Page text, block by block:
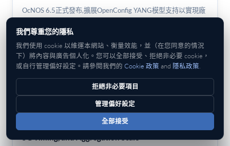
OcNOS 6.5正式發布,擴展OpenConfig YANG模型支持以實現廠
Segment Routing enhancements including improved Flex-Algo
support, and a broad set of EVPN-VXLAN fabric improvements.
閱讀文章 1 min
OcNOS 6.5 for Service Providers: SR-MPLS Maturity,
5G Timing, and Aggregation Scale
我們尊重您的隱私
我們使用 cookie 以維運本網站、衡量效能，並（在您同意的情況
下）將內容與廣告個人化。您可以全部接受、拒絕非必要 cookie，
或自行管理偏好設定。請參閱我們的 Cookie 政策 and 隱私政策
拒絕非必要項目
管理偏好設定
全部接受